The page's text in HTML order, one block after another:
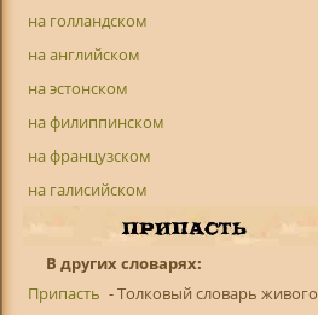
на голландском
на английском
на эстонском
на филиппинском
на французском
на галисийском
В других словарях:
Припасть - Толковый словарь живого